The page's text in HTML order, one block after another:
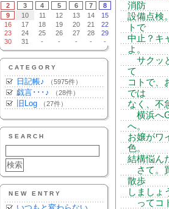
2
3 4 5 6 7
8
9
10 11 12 13 14
15
16
17 18 19 20 21
22
23
24 25 26 27 28
29
30
31 - - - - -
CATEGORY
日記帳♪ （5975件）
戯言･･･♪ （28件）
旧Log （27件）
SEARCH
NEW ENTRY
消防
設備点検
トで
中止？キ
よ。
サクッ
て
コトで、
では
なく、不
横浜へ
へ。
お嬢がワ
色。
結構悩ん
さて。
散歩
しましょ
ってコ